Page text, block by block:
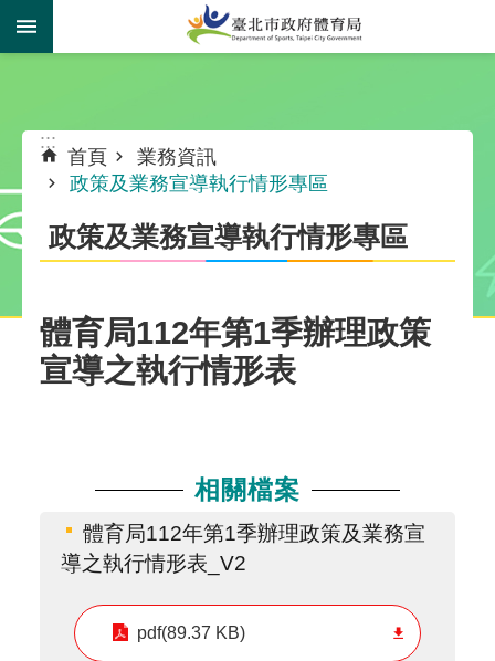
跳到主要內容區塊
:::
首頁
業務資訊
政策及業務宣導執行情形專區
政策及業務宣導執行情形專區
體育局112年第1季辦理政策
宣導之執行情形表
相關檔案
體育局112年第1季辦理政策及業務宣
導之執行情形表_V2
pdf(89.37 KB)